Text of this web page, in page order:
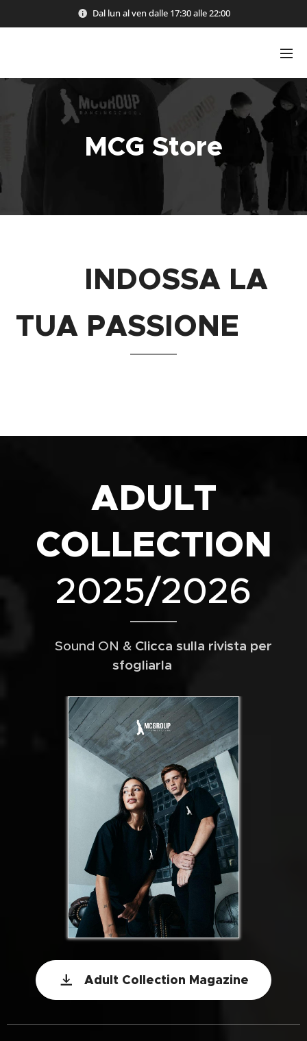
Dal lun al ven dalle 17:30 alle 22:00
MCG Store
INDOSSA LA
TUA PASSIONE
ADULT
COLLECTION
2025/2026
🔊 Sound ON & Clicca sulla rivista per
sfogliarla ⬇️​
Adult Collection Magazine